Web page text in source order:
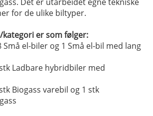
for de ulike biltyper.
er som følger:
el-biler og 1 Små el-bil med lang
Ladbare hybridbiler med
Biogass varebil og 1 stk